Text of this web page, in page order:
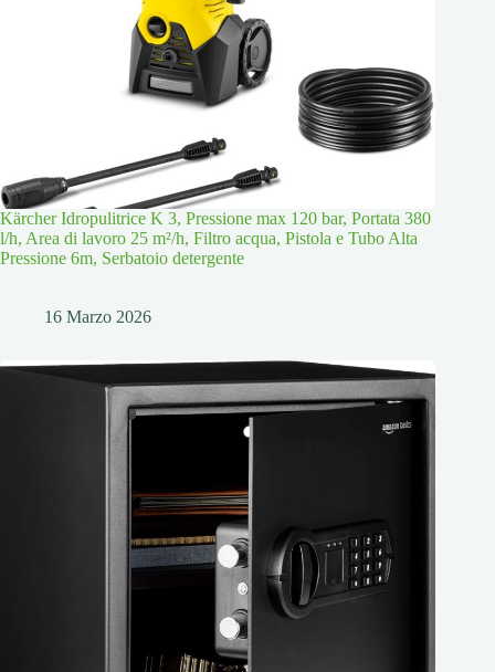
Kärcher Idropulitrice K 3, Pressione max 120 bar, Portata 380
l/h, Area di lavoro 25 m²/h, Filtro acqua, Pistola e Tubo Alta
Pressione 6m, Serbatoio detergente
16 Marzo 2026